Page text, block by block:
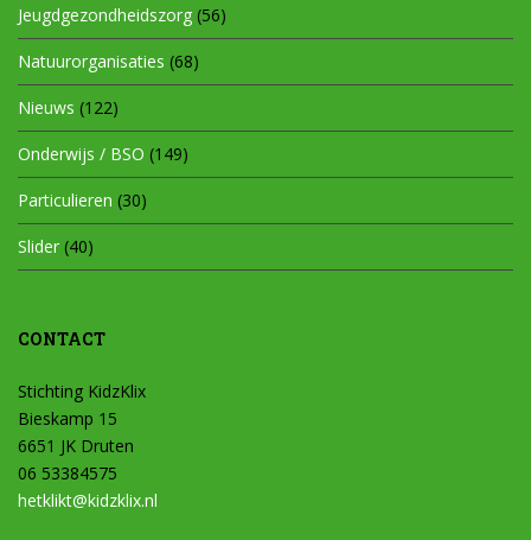
Jeugdgezondheidszorg (56)
Natuurorganisaties (68)
Nieuws (122)
Onderwijs / BSO (149)
Particulieren (30)
Slider (40)
CONTACT
Stichting KidzKlix
Bieskamp 15
6651 JK Druten
06 53384575
hetklikt@kidzklix.nl